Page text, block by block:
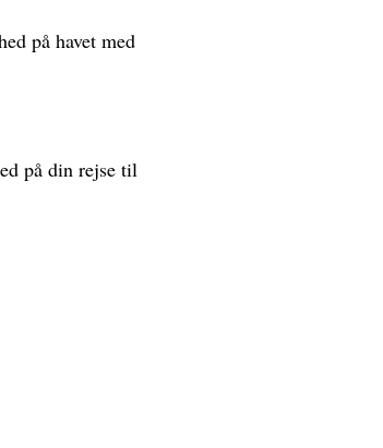
på havet med
på din rejse til